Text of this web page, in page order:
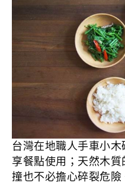
台灣在地職人手車小
享餐點使用；天然木
撞也不必擔心碎裂危